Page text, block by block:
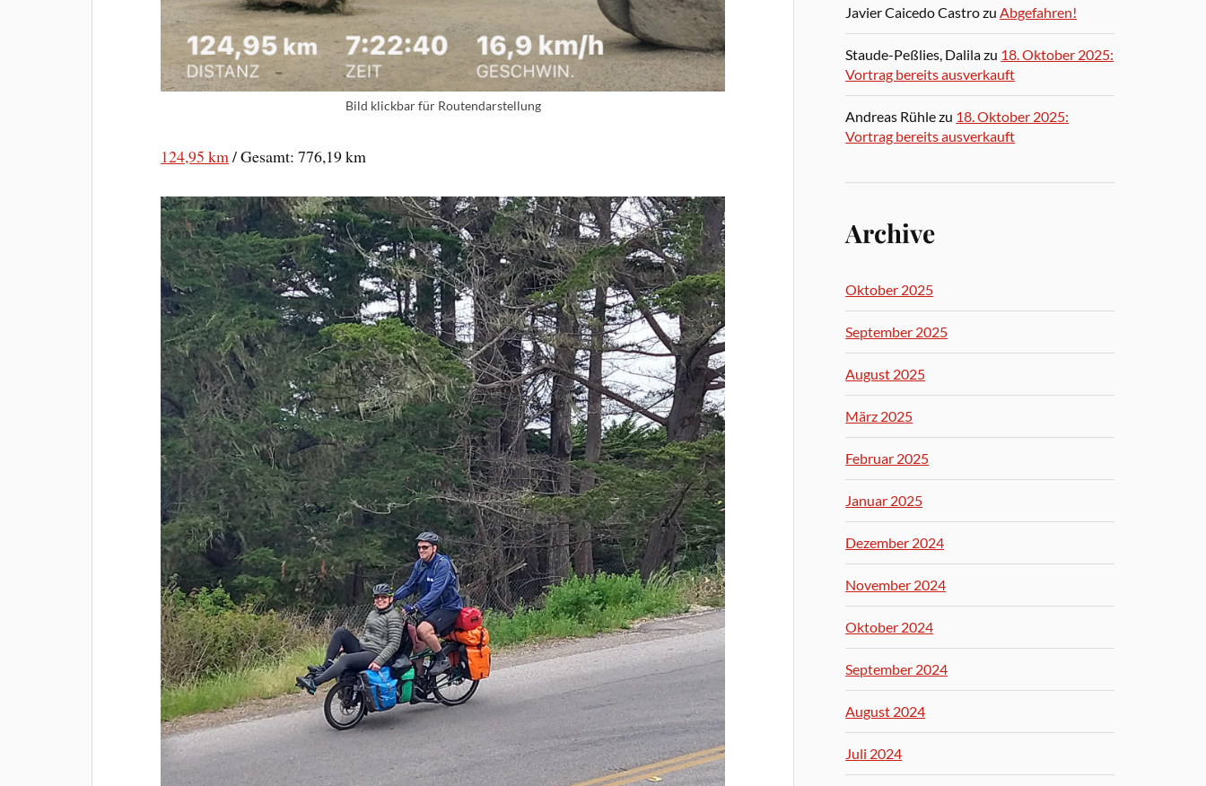
Bild klickbar für Routendarstellung
124,95 km / Gesamt: 776,19 km
Javier Caicedo CastrozuAbgefahren!
Staude-Peßlies, Dalilazu 18. Oktober 2025:
Vortrag bereits ausverkauft
Andreas Rühlezu 18. Oktober 2025:
Vortrag bereits ausverkauft
Archive
Oktober 2025
September 2025
August 2025
März 2025
Februar 2025
Januar 2025
Dezember 2024
November 2024
Oktober 2024
September 2024
August 2024
Juli 2024